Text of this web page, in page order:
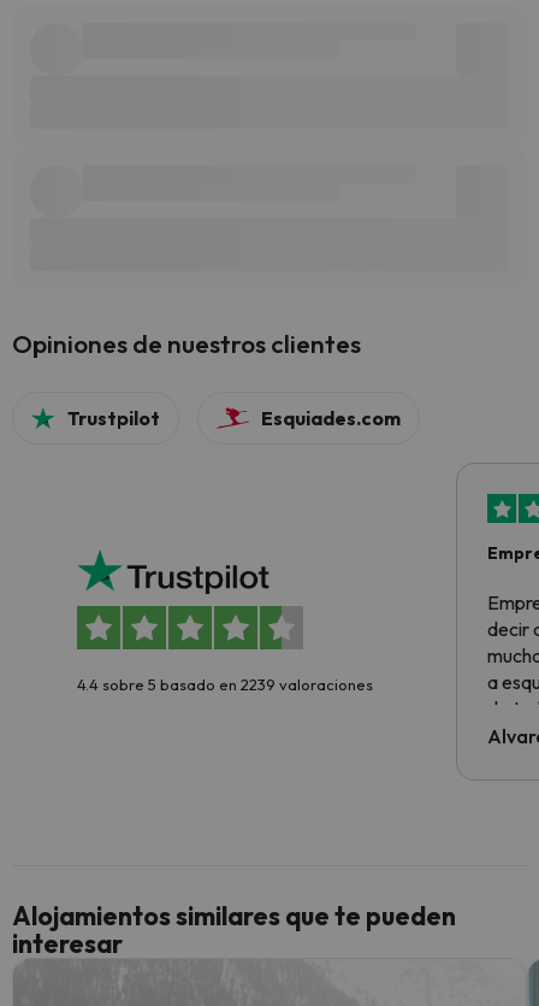
Opiniones de nuestros clientes
Trustpilot Esquiades.com
4.4 sobre 5 basado en 2239 valoraciones
decir
a
de
al
culpa
Alojamientos similares que te pueden
interesar